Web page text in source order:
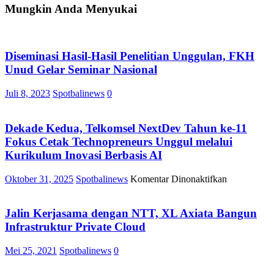
Mungkin Anda Menyukai
Diseminasi Hasil-Hasil Penelitian Unggulan, FKH
Unud Gelar Seminar Nasional
Juli 8, 2023 Spotbalinews 0
Dekade Kedua, Telkomsel NextDev Tahun ke-11
Fokus Cetak Technopreneurs Unggul melalui
Kurikulum Inovasi Berbasis AI
Oktober 31, 2025 Spotbalinews Komentar Dinonaktifkan
Telkomsel
NextDev
Jalin Kerjasama dengan NTT, XL Axiata Bangun
Infrastruktur Private Cloud
Mei 25, 2021 Spotbalinews 0